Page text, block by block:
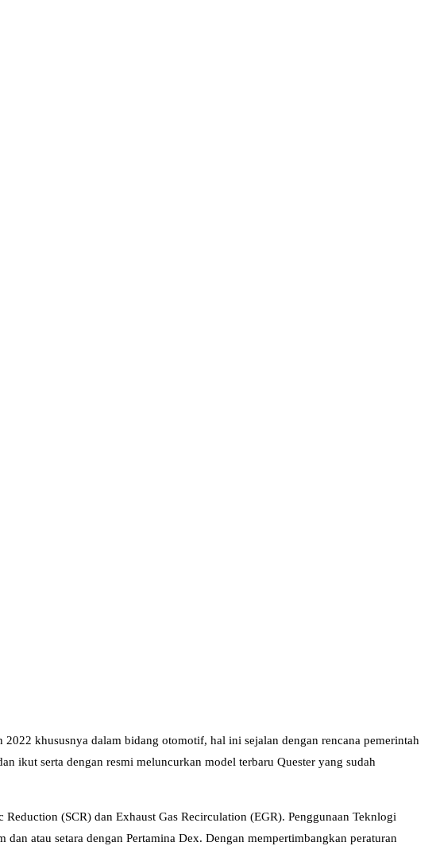
khususnya dalam bidang otomotif, hal ini sejalan dengan rencana pemerintah
ikut serta dengan resmi meluncurkan model terbaru Quester yang sudah
(SCR) dan Exhaust Gas Recirculation (EGR). Penggunaan Teknlogi
atau setara dengan Pertamina Dex. Dengan mempertimbangkan peraturan